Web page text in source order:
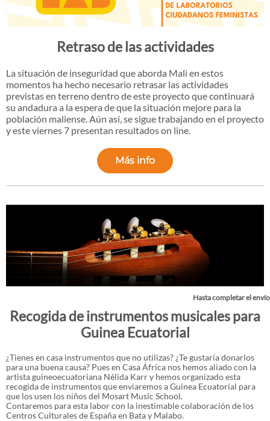
Retraso de las actividades
La situación de inseguridad que aborda Mali en estos
momentos ha hecho necesario retrasar las actividades
previstas en terreno dentro de este proyecto que continuará
su andadura a la espera de que la situación mejore para la
población maliense. Aún así, se sigue trabajando en el proyecto
y este viernes 7 presentan resultados on line.
Más info
Hasta completar el envío
Recogida de instrumentos musicales para
Guinea Ecuatorial
¿Tienes en casa instrumentos que no utilizas? ¿Te gustaría donarlos
para una buena causa? Pues en Casa África nos hemos aliado con la
artista guineoecuatoriana Nélida Karr y hemos organizado esta
recogida de instrumentos que enviaremos a Guinea Ecuatorial para
que los usen los niños del Mosart Music School.
Contaremos para esta labor con la inestimable colaboración de los
Centros Culturales de España en Bata y Malabo.